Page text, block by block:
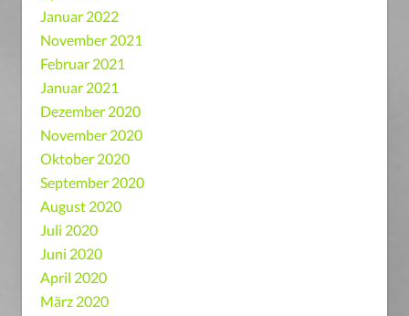
Januar 2022
November 2021
Februar 2021
Januar 2021
Dezember 2020
November 2020
Oktober 2020
September 2020
August 2020
Juli 2020
Juni 2020
April 2020
März 2020